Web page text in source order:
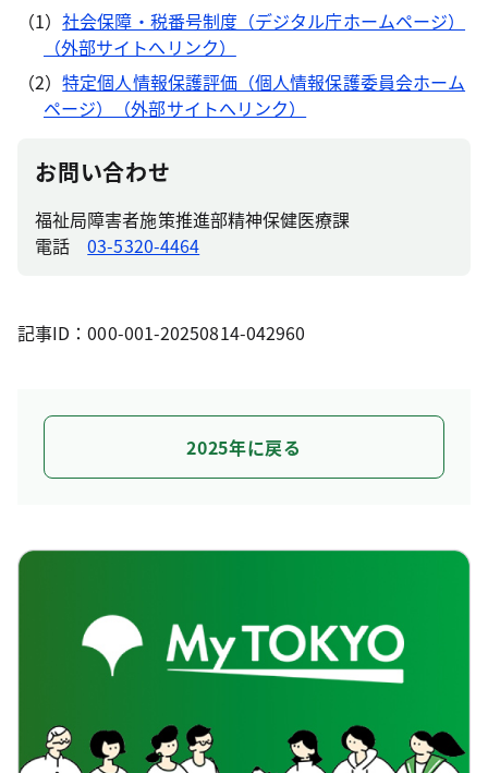
（1）社会保障・税番号制度（デジタル庁ホームページ）
（外部サイトへリンク）
（2）特定個人情報保護評価（個人情報保護委員会ホーム
ページ）（外部サイトへリンク）
お問い合わせ
福祉局障害者施策推進部精神保健医療課
電話03-5320-4464
記事ID：000-001-20250814-042960
2025年に戻る